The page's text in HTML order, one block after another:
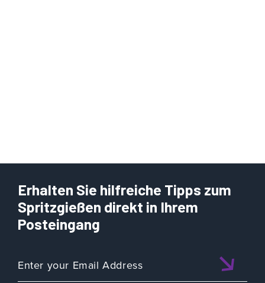
Erhalten Sie hilfreiche Tipps zum
Spritzgießen direkt in Ihrem
Posteingang